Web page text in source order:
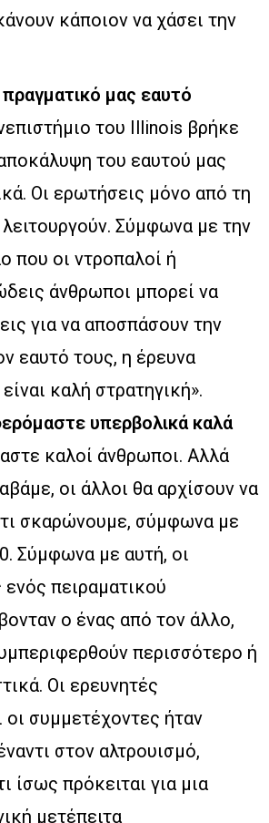
κάποιον να χάσει την
μας εαυτό
του Illinois βρήκε
του εαυτού μας
Οι ερωτήσεις μόνο από τη
Σύμφωνα με την
που οι ντροπαλοί ή
άνθρωποι μπορεί να
για να αποσπάσουν την
εαυτό τους, η έρευνα
καλή στρατηγική».
υπερβολικά καλά
καλοί άνθρωποι. Αλλά
οι άλλοι θα αρχίσουν να
τι σκαρώνουμε, σύμφωνα με
Σύμφωνα με αυτή, οι
πειραματικού
ο ένας από τον άλλο,
περισσότερο ή
Οι ερευνητές
οι συμμετέχοντες ήταν
στον αλτρουισμό,
ίσως πρόκειται για μια
μετέπειτα